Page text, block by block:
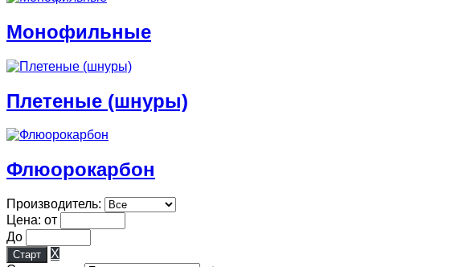
Монофильные
Плетеные (шнуры)
Флюорокарбон
Производитель:
Цена: от
До
X